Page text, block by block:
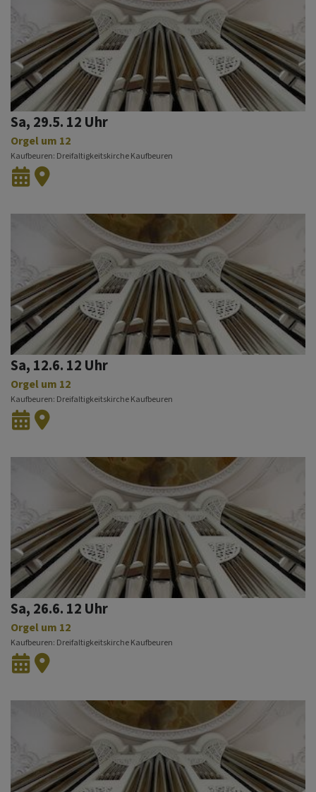
Sa, 29.5. 12 Uhr
Orgel um 12
Kaufbeuren Dreifaltigkeitskirche Kaufbeuren
Sa, 12.6. 12 Uhr
Orgel um 12
Kaufbeuren Dreifaltigkeitskirche Kaufbeuren
Sa, 26.6. 12 Uhr
Orgel um 12
Kaufbeuren Dreifaltigkeitskirche Kaufbeuren